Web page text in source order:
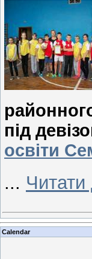
під
освіти
... Читати
Calendar